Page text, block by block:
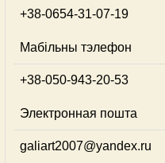
+38-0654-31-07-19
Мабільны тэлефон
+38-050-943-20-53
Электронная пошта
galiart2007@yandex.ru